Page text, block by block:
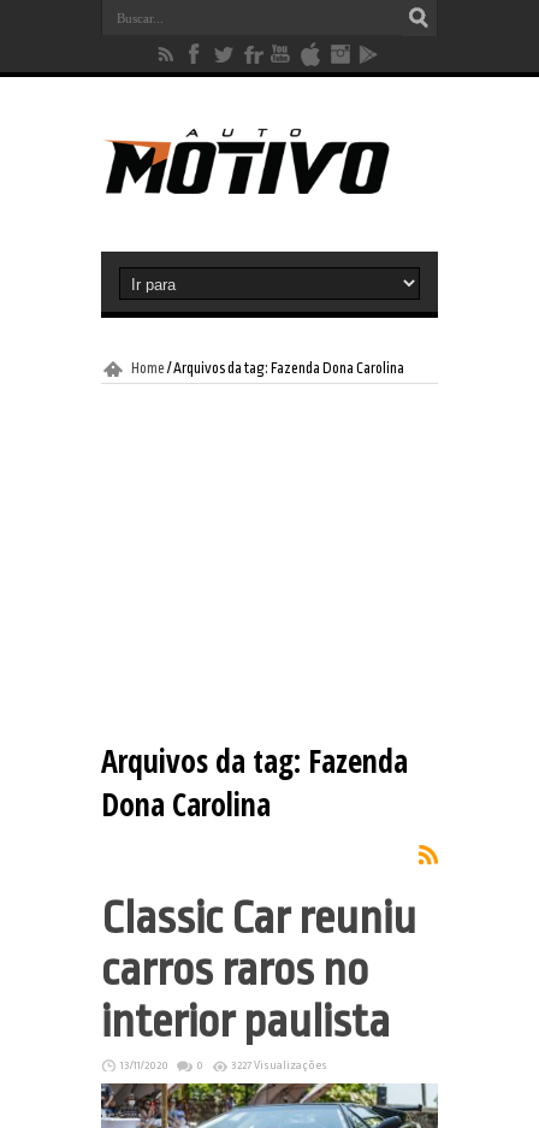
Home /Arquivos da tag: Fazenda Dona Carolina
Arquivos da tag: Fazenda
Dona Carolina
Classic Car reuniu
carros raros no
interior paulista
13/11/2020 0 3227 Visualizações